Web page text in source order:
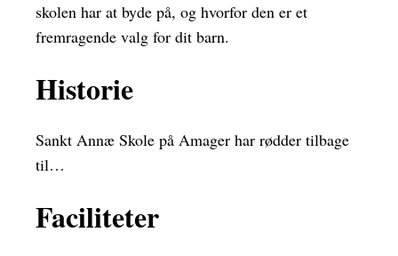
skolen har at byde på, og hvorfor den er et
fremragende valg for dit barn.
Historie
Sankt Annæ Skole på Amager har rødder tilbage
til…
Faciliteter